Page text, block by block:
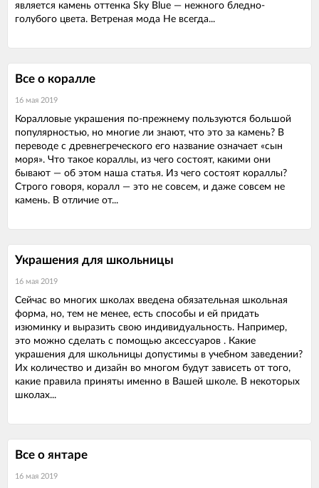
является камень оттенка Sky Blue — нежного бледно-
голубого цвета. Ветреная мода Не всегда...
Все о коралле
16 мая 2019
Коралловые украшения по-прежнему пользуются большой
популярностью, но многие ли знают, что это за камень? В
переводе с древнегреческого его название означает «сын
моря». Что такое кораллы, из чего состоят, какими они
бывают — об этом наша статья. Из чего состоят кораллы?
Строго говоря, коралл — это не совсем, и даже совсем не
камень. В отличие от...
Украшения для школьницы
16 мая 2019
Сейчас во многих школах введена обязательная школьная
форма, но, тем не менее, есть способы и ей придать
изюминку и выразить свою индивидуальность. Например,
это можно сделать с помощью аксессуаров . Какие
украшения для школьницы допустимы в учебном заведении?
Их количество и дизайн во многом будут зависеть от того,
какие правила приняты именно в Вашей школе. В некоторых
школах...
Все о янтаре
16 мая 2019